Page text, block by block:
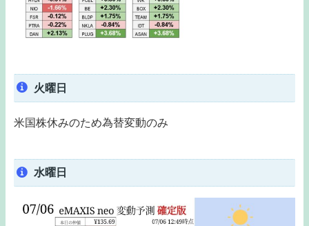
火曜日
米国株休みのため為替変動のみ
水曜日